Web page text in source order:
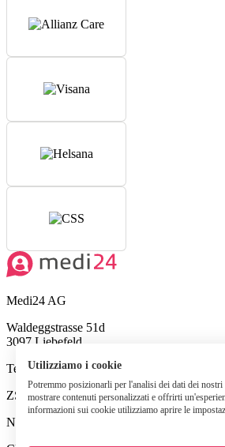
Medi24 AG
Waldeggstrasse 51d
3097 Liebefeld
Tel: +41 31 340 05 00
ZSR O388902
Numero di registro di commercio
Utilizziamo i cookie
Potremmo posizionarli per l'analisi dei dati dei
mostrare contenuti personalizzati e offrirti
informazioni sui cookie utilizziamo aprire le